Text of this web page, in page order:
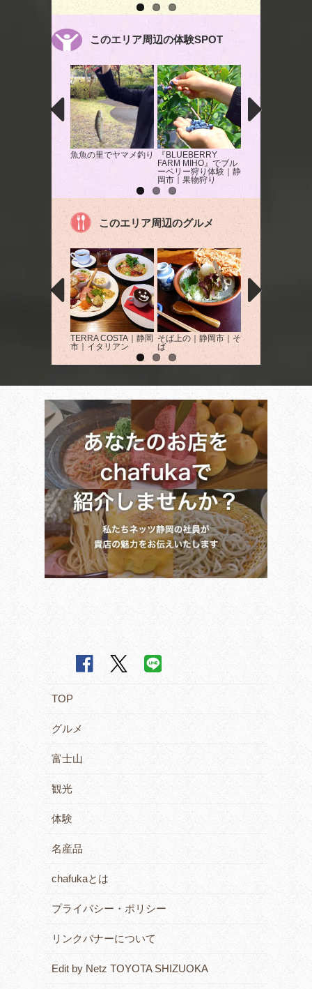
このエリア周辺の体験SPOT
魚魚の里でヤマメ釣り
『BLUEBERRY
FARM MIHO』でブル
ーベリー狩り体験｜静
岡市｜果物狩り
このエリア周辺のグルメ
TERRA COSTA｜静岡
市｜イタリアン
そば上の｜静岡市｜そ
ば
｜居酒屋
TOP
グルメ
富士山
観光
体験
名産品
chafukaとは
プライバシー・ポリシー
リンクバナーについて
Edit by Netz TOYOTA SHIZUOKA